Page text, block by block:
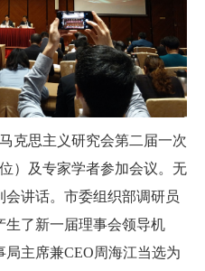
克思主义研究会第二届一次
）及专家学者参加会议。无
讲话。市委组织部调研员
生了新一届理事会领导机
局主席兼CEO周海江当选为